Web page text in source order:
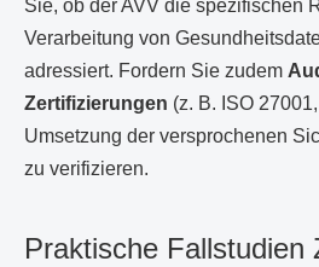
Sie, ob der AVV die spezifischen
Verarbeitung von
adressiert. Fordern Sie zudem
Zertifizierungen (z. B. ISO
Umsetzung der versprochenen
zu verifizieren.
Praktische Fallstudien